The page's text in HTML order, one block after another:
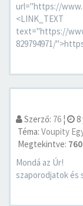
url="https://
<LINK_TEXT
text="https://
829794971/
Szerző: 76 ¦ 8
Téma: Voupity
Megtekintve:
Mondá az Úr!
szaporodjatok és